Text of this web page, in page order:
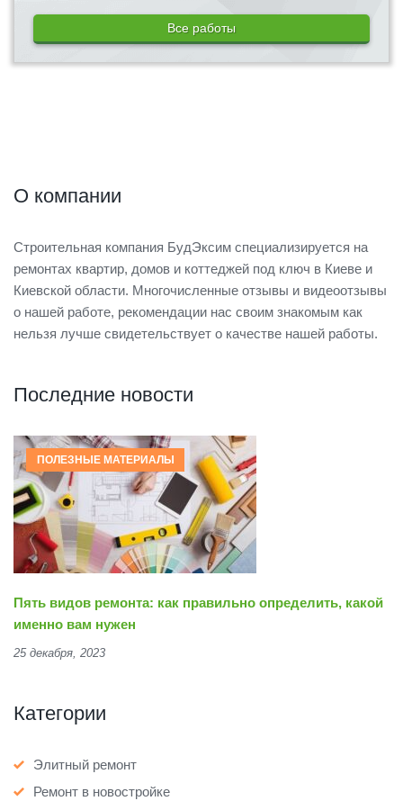
Все работы
О компании
Строительная компания БудЭксим специализируется на
ремонтах квартир, домов и коттеджей под ключ в Киеве и
Киевской области. Многочисленные отзывы и видеоотзывы
о нашей работе, рекомендации нас своим знакомым как
нельзя лучше свидетельствует о качестве нашей работы.
Последние новости
ПОЛЕЗНЫЕ МАТЕРИАЛЫ
Пять видов ремонта: как правильно определить, какой
именно вам нужен
25 декабря, 2023
Категории
Элитный ремонт
Ремонт в новостройке